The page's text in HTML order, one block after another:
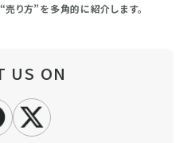
売り方”を多角的に紹介します。
US ON